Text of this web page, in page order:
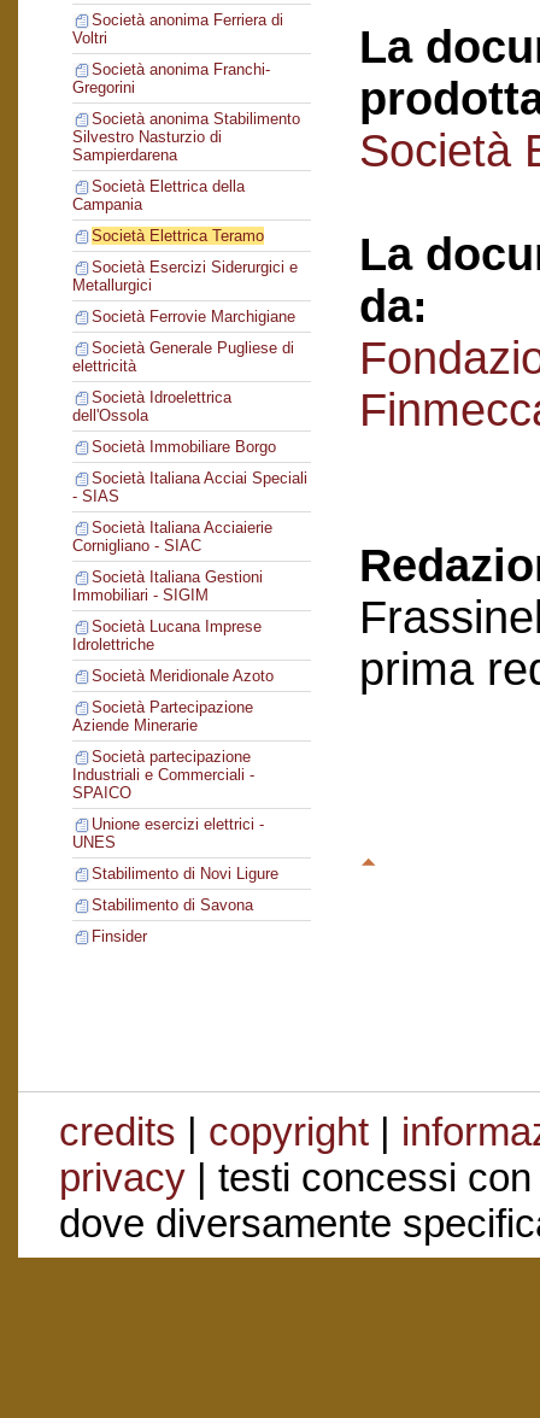
Società anonima Ferriera di
Voltri
Società anonima Franchi-
Gregorini
Società anonima Stabilimento
Silvestro Nasturzio di
Sampierdarena
Società Elettrica della
Campania
Società Elettrica Teramo
Società Esercizi Siderurgici e
Metallurgici
Società Ferrovie Marchigiane
Società Generale Pugliese di
elettricità
Società Idroelettrica
dell'Ossola
Società Immobiliare Borgo
Società Italiana Acciai Speciali
- SIAS
Società Italiana Acciaierie
Cornigliano - SIAC
Società Italiana Gestioni
Immobiliari - SIGIM
Società Lucana Imprese
Idrolettriche
Società Meridionale Azoto
Società Partecipazione
Aziende Minerarie
Società partecipazione
Industriali e Commerciali -
SPAICO
Unione esercizi elettrici -
UNES
Stabilimento di Novi Ligure
Stabilimento di Savona
Finsider
La
Società
La
da:
prima
credits | copyright|
privacy| testi concessi
dove diversamente